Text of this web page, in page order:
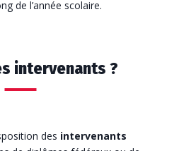
de l’année scolaire.
intervenants ?
des intervenants